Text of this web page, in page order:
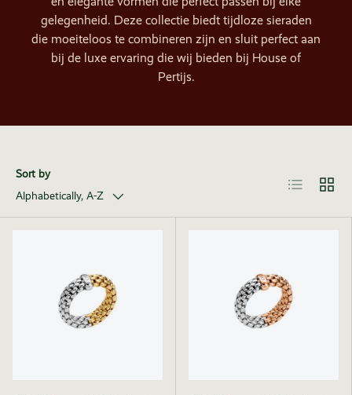
gelegenheid. Deze collectie biedt tijdloze sieraden
die moeiteloos te combineren zijn en sluit perfect aan
bij de luxe ervaring die wij bieden bij House of
Pertijs.
Sort by
Alphabetically, A-Z
List Grid